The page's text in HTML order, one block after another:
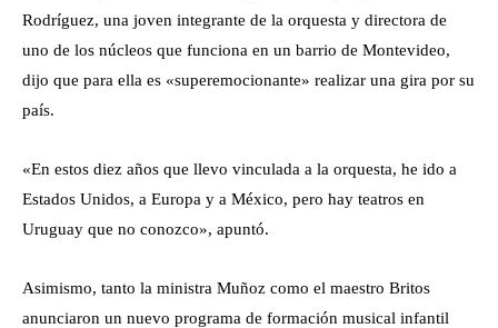
Rodríguez, una joven integrante de la orquesta y directora de
uno de los núcleos que funciona en un barrio de Montevideo,
dijo que para ella es «superemocionante» realizar una gira por su
país.
«En estos diez años que llevo vinculada a la orquesta, he ido a
Estados Unidos, a Europa y a México, pero hay teatros en
Uruguay que no conozco», apuntó.
Asimismo, tanto la ministra Muñoz como el maestro Britos
anunciaron un nuevo programa de formación musical infantil